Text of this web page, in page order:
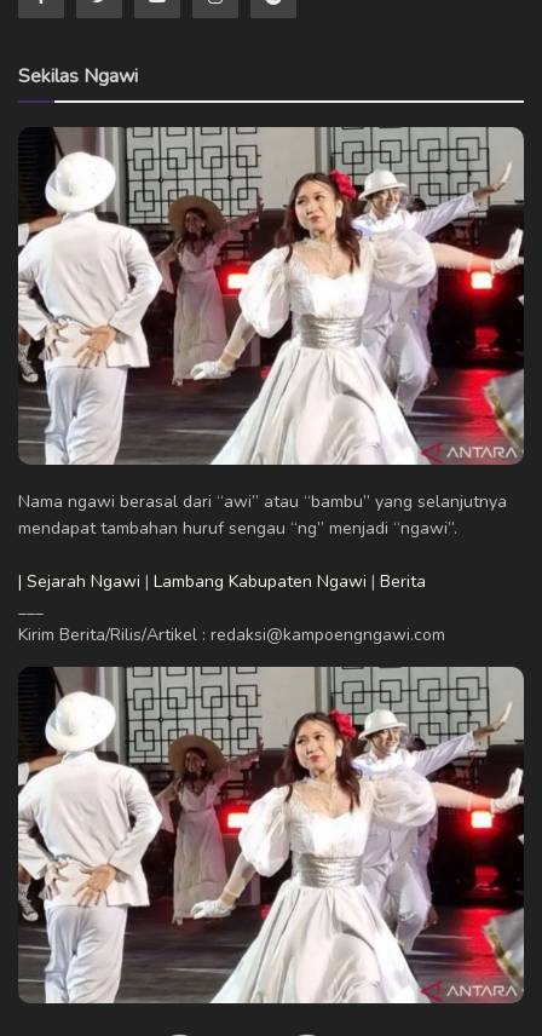
Sekilas Ngawi
Nama ngawi berasal dari “awi” atau “bambu” yang selanjutnya
mendapat tambahan huruf sengau “ng” menjadi “ngawi”.
| Sejarah Ngawi | Lambang Kabupaten Ngawi | Berita
Kirim Berita/Rilis/Artikel : redaksi@kampoengngawi.com